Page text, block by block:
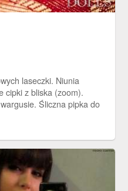
laseczki. Niunia
cipki z bliska (zoom).
Śliczna pipka do